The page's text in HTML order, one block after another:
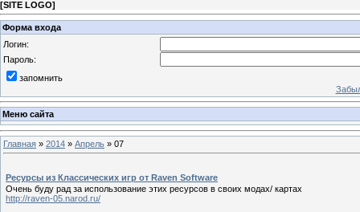
[SITE LOGO]
Форма входа
Логин:
Пароль:
запомнить
Меню сайта
Главная » 2014 » Апрель » 07
Ресурсы из Классических игр от Raven Software
Очень буду рад за использование этих ресурсов в своих модах/ картах
http://raven-05.narod.ru/